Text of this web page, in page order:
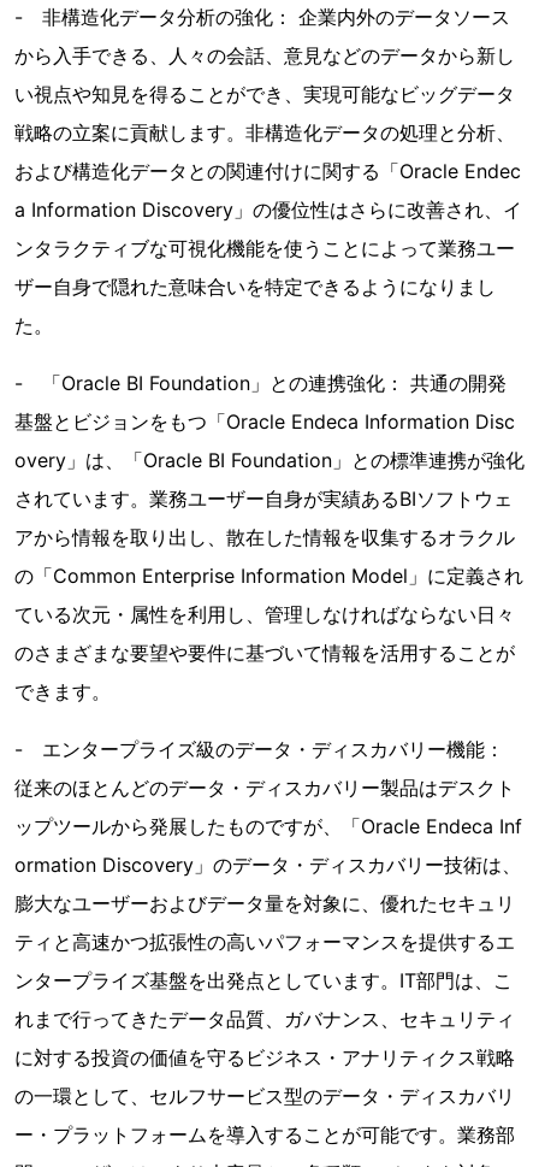
- 非構造化データ分析の強化： 企業内外のデータソース
から入手できる、人々の会話、意見などのデータから新し
い視点や知見を得ることができ、実現可能なビッグデータ
戦略の立案に貢献します。非構造化データの処理と分析、
および構造化データとの関連付けに関する「Oracle Endec
a Information Discovery」の優位性はさらに改善され、イ
ンタラクティブな可視化機能を使うことによって業務ユー
ザー自身で隠れた意味合いを特定できるようになりまし
た。
- 「Oracle BI Foundation」との連携強化： 共通の開発
基盤とビジョンをもつ「Oracle Endeca Information Disc
overy」は、「Oracle BI Foundation」との標準連携が強化
されています。業務ユーザー自身が実績あるBIソフトウェ
アから情報を取り出し、散在した情報を収集するオラクル
の「Common Enterprise Information Model」に定義され
ている次元・属性を利用し、管理しなければならない日々
のさまざまな要望や要件に基づいて情報を活用することが
できます。
- エンタープライズ級のデータ・ディスカバリー機能：
従来のほとんどのデータ・ディスカバリー製品はデスクト
ップツールから発展したものですが、「Oracle Endeca Inf
ormation Discovery」のデータ・ディスカバリー技術は、
膨大なユーザーおよびデータ量を対象に、優れたセキュリ
ティと高速かつ拡張性の高いパフォーマンスを提供するエ
ンタープライズ基盤を出発点としています。IT部門は、こ
れまで行ってきたデータ品質、ガバナンス、セキュリティ
に対する投資の価値を守るビジネス・アナリティクス戦略
の一環として、セルフサービス型のデータ・ディスカバリ
ー・プラットフォームを導入することが可能です。業務部